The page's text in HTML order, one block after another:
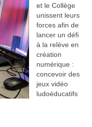
et le Collège
unissent leurs
forces afin de
lancer un défi
à la relève en
création
numérique :
concevoir des
jeux vidéo
ludoéducatifs